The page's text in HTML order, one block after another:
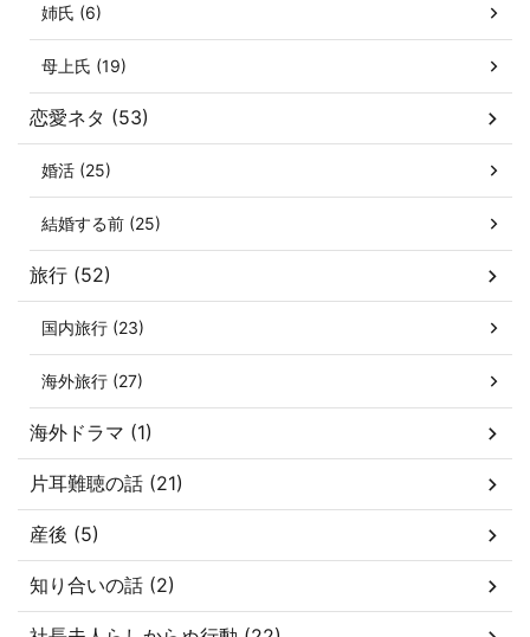
姉氏 (6)
母上氏 (19)
恋愛ネタ (53)
婚活 (25)
結婚する前 (25)
旅行 (52)
国内旅行 (23)
海外旅行 (27)
海外ドラマ (1)
片耳難聴の話 (21)
産後 (5)
知り合いの話 (2)